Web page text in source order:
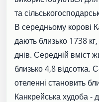
та
В середньому корові
дають близько 1738
днів. Середній вміст
близько 4,8 відсотка.
отеленні становить
Канкрейська худоба